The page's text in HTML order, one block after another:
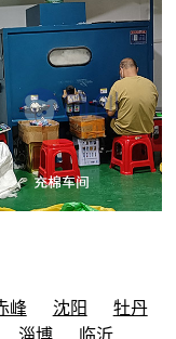
峰 沈阳
牡丹
淄博
临沂